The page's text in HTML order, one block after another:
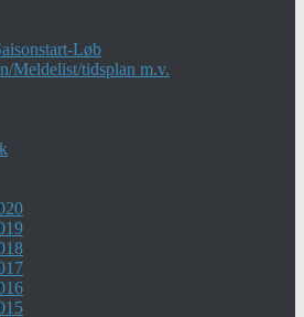
Løb
Meldelist/tidsplan m.v.